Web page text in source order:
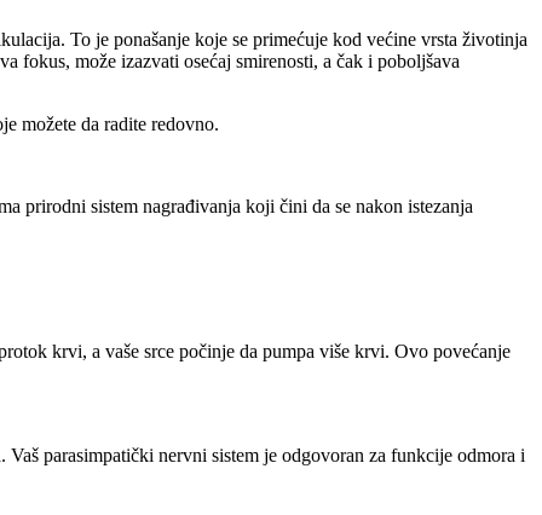
To je ponašanje koje se primećuje kod većine vrsta životinja
fokus, može izazvati osećaj smirenosti, a čak i poboljšava
možete da radite redovno.
prirodni sistem nagrađivanja koji čini da se nakon istezanja
krvi, a vaše srce počinje da pumpa više krvi. Ovo povećanje
parasimpatički nervni sistem je odgovoran za funkcije odmora i